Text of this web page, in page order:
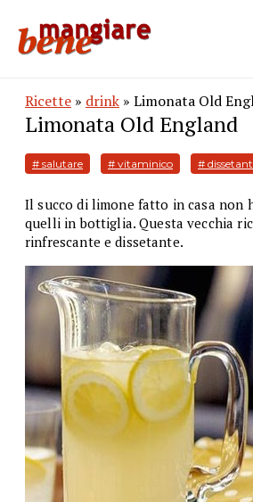
Ricette » drink » Limonata Old
Limonata Old England
# salutare # vitaminico #
Il succo di limone fatto in casa non
quelli in bottiglia. Questa vecchia
rinfrescante e dissetante.